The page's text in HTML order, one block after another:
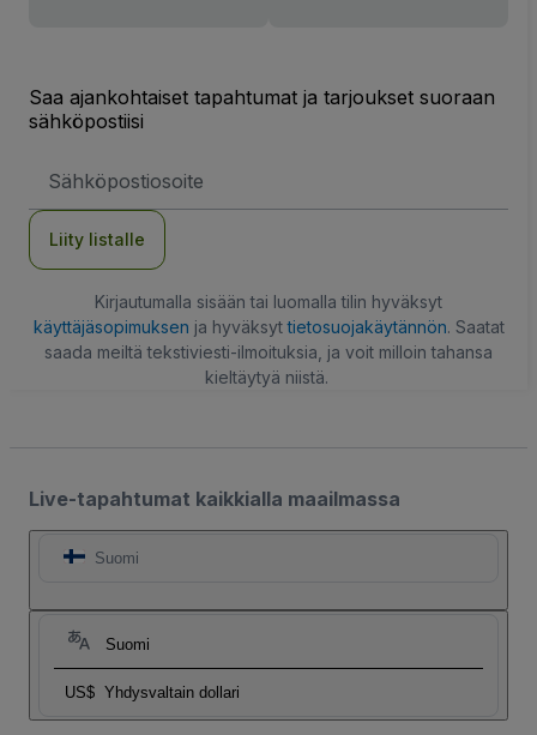
Saa ajankohtaiset tapahtumat ja tarjoukset suoraan
sähköpostiisi
Liity listalle
Kirjautumalla sisään tai luomalla tilin hyväksyt
käyttäjäsopimuksen ja hyväksyttietosuojakäytännön. Saatat
saada meiltä tekstiviesti-ilmoituksia, ja voit milloin tahansa
kieltäytyä niistä.
Live-tapahtumat kaikkialla maailmassa
Suomi
Suomi
US$ Yhdysvaltain dollari